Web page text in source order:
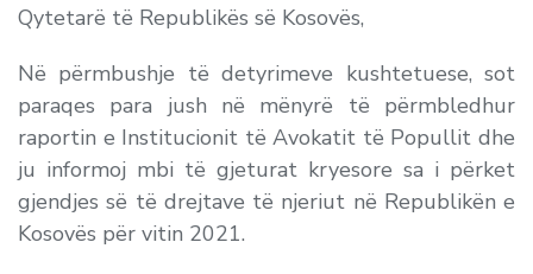
Qytetarë të Republikës së Kosovës,
Në përmbushje të detyrimeve kushtetuese, sot
paraqes para jush në mënyrë të përmbledhur
raportin e Institucionit të Avokatit të Popullit dhe
ju informoj mbi të gjeturat kryesore sa i përket
gjendjes së të drejtave të njeriut në Republikën e
Kosovës për vitin 2021.